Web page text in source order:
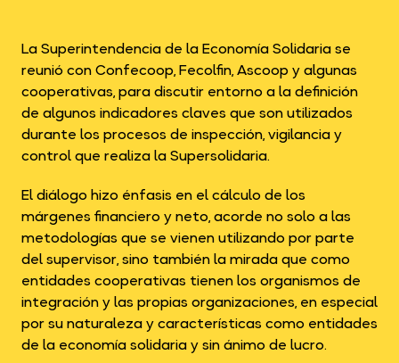
La Superintendencia de la Economía Solidaria se
reunió con Confecoop, Fecolfin, Ascoop y algunas
cooperativas, para discutir entorno a la definición
de algunos indicadores claves que son utilizados
durante los procesos de inspección, vigilancia y
control que realiza la Supersolidaria.
El diálogo hizo énfasis en el cálculo de los
márgenes financiero y neto, acorde no solo a las
metodologías que se vienen utilizando por parte
del supervisor, sino también la mirada que como
entidades cooperativas tienen los organismos de
integración y las propias organizaciones, en especial
por su naturaleza y características como entidades
de la economía solidaria y sin ánimo de lucro.